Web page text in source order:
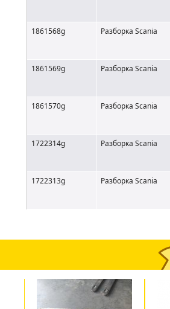
1861568g Разборка Scania
1861569g Разборка Scania
1861570g Разборка Scania
1722314g Разборка Scania
1722313g Разборка Scania